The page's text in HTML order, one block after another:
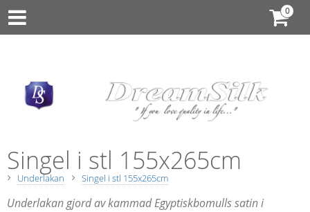
Singel i stl 155x265cm
Underlakan Singel i stl 155x265cm
Underlakan gjord av kammad Egyptiskbomulls satin i